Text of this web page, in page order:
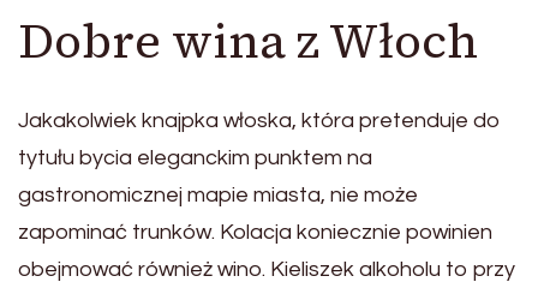
Dobre wina z Włoch
Jakakolwiek knajpka włoska, która pretenduje do
tytułu bycia eleganckim punktem na
gastronomicznej mapie miasta, nie może
zapominać trunków. Kolacja koniecznie powinien
obejmować również wino. Kieliszek alkoholu to przy